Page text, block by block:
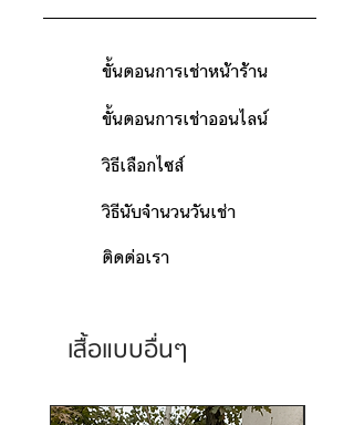
* สินค้าจริงอาจมีขนาดคาดเคลื่อน 2-3 นิ้ว
ขั้นตอนการเช่าหน้าร้าน
ขั้นตอนการเช่าออนไลน์
วิธีเลือกไซส์
วิธีนับจำนวนวันเช่า
ติดต่อเรา
เสื้อแบบอื่นๆ